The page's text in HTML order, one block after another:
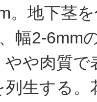
。地下茎
幅2-6mm
やや肉質
列生する